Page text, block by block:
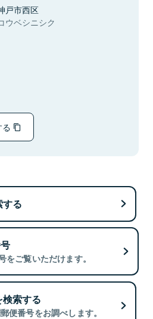
戸市西区
ウベシニシク
る
ご覧いただけます。
索する
便番号をお調べします。